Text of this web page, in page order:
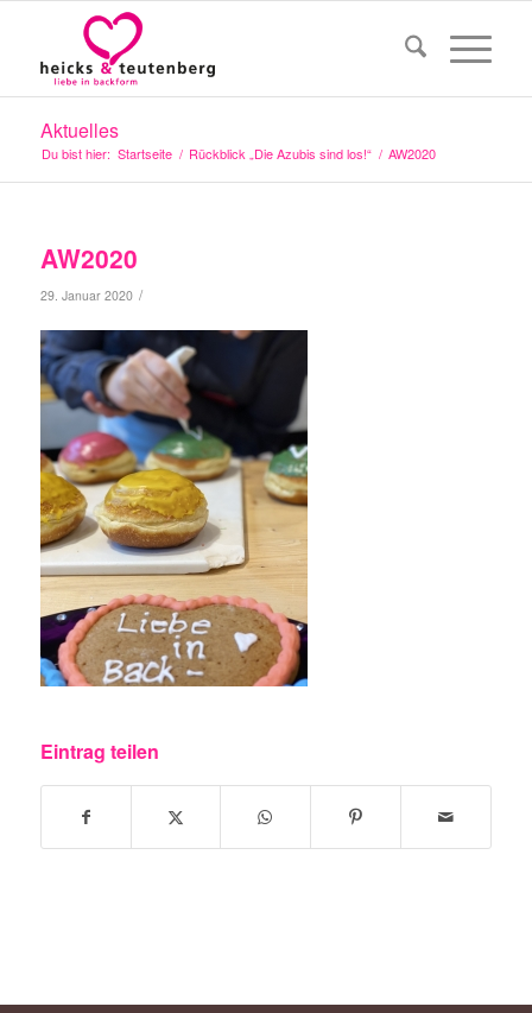
Aktuelles
Du bist hier: Startseite / Rückblick „Die Azubis sind los!“ / AW2020
AW2020
29. Januar 2020 /
Eintrag teilen